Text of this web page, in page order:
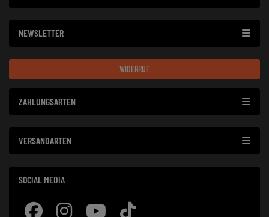
NEWSLETTER
WIDERRUF
ZAHLUNGSARTEN
VERSANDARTEN
SOCIAL MEDIA